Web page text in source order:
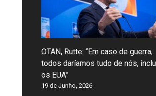
OTAN, Rutte: “Em caso de guerra,
todos daríamos tudo de nós,
os EUA”
19 de Junho, 2026